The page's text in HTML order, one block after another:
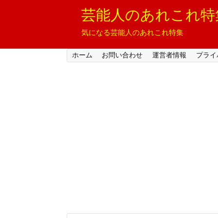
芸能人のあれこれ特
気になる芸能人のあれこれ特集
ホーム お問い合わせ 運営者情報 プラ